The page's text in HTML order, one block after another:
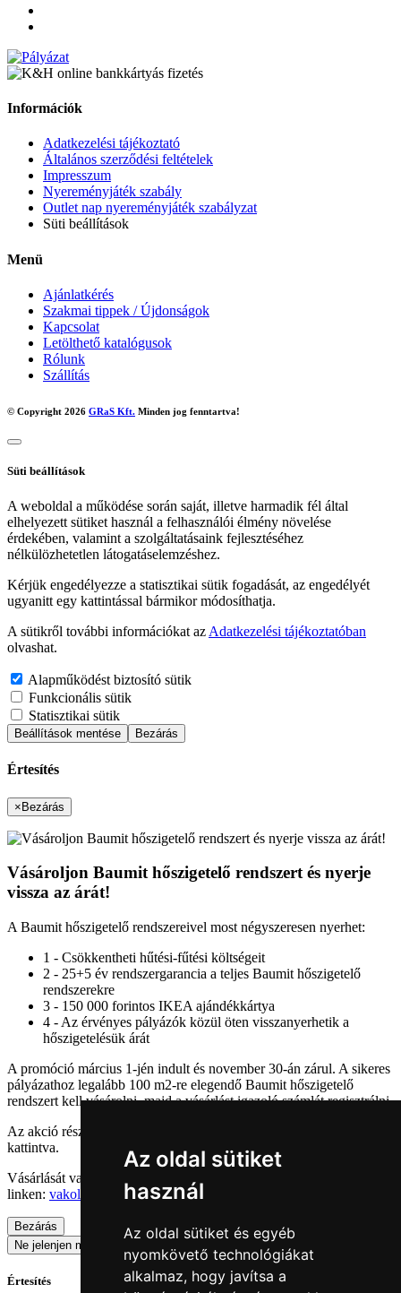
Az oldal sütiket
használ
Az oldal sütiket és egyéb
nyomkövető technológiákat
alkalmaz, hogy javítsa a
Információk
Adatkezelési tájékoztató
Általános szerződési feltételek
Impresszum
Nyereményjáték szabály
Outlet nap nyereményjáték szabályzat
Süti beállítások
Menü
Ajánlatkérés
Szakmai tippek / Újdonságok
Kapcsolat
Letölthető katalógusok
Rólunk
Szállítás
© Copyright 2026 GRaS Kft. Minden jog fenntartva!
Süti beállítások
A weboldal a működése során saját, illetve harmadik fél által
elhelyezett sütiket használ a felhasználói élmény növelése
érdekében, valamint a szolgáltatásaink fejlesztéséhez
nélkülözhetetlen látogatáselemzéshez.
Kérjük engedélyezze a statisztikai sütik fogadását, az engedélyét
ugyanitt egy kattintással bármikor módosíthatja.
A sütikről további információkat az Adatkezelési tájékoztatóban
olvashat.
Alapműködést biztosító sütik
Funkcionális sütik
Statisztikai sütik
Beállítások mentése Bezárás
Értesítés
× Bezárás
Vásároljon Baumit hőszigetelő rendszert és nyerje
vissza az árát!
A Baumit hőszigetelő rendszereivel most négyszeresen nyerhet:
1 - Csökkentheti hűtési-fűtési költségeit
2 - 25+5 év rendszergarancia a teljes Baumit hőszigetelő
rendszerekre
3 - 150 000 forintos IKEA ajándékkártya
4 - Az érvényes pályázók közül öten visszanyerhetik a
hőszigetelésük árát
A promóció március 1-jén indult és november 30-án zárul. A sikeres
pályázathoz legalább 100 m2-re elegendő Baumit hőszigetelő
rendszert kell vásárolni, majd a vásárlást igazoló számlát regisztrálni.
Az akció részleteiről érdeklődjön a
kattintva.
Vásárlását vagy ajánlat kérését megteheti oldalunkon az alábbi
linken: vakolat-arak.hu
Bezárás
Ne jelenjen meg többet
Értesítés